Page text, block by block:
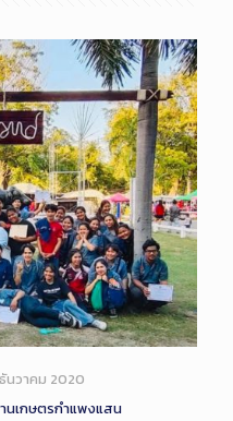
นวาคม 2020
นเกษตรกำแพงแสน